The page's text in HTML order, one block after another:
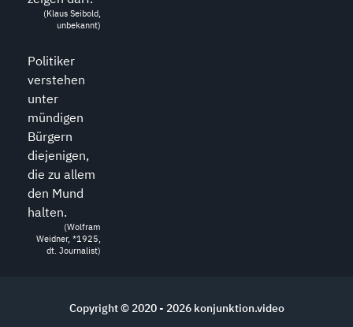
(Klaus Seibold,
unbekannt)
Politiker
verstehen
unter
mündigen
Bürgern
diejenigen,
die zu allem
den Mund
halten.
(Wolfram
Weidner, *1925,
dt. Journalist)
Copyright © 2020 - 2026 konjunktion.video